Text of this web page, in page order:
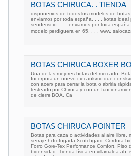
BOTAS CHIRUCA. . TIENDA
disponemos de todos los modelos de botas
enviamos por toda españa. . . . botas ideal
senderismo. . . . enviamos por toda
modelo perdiguera en 65. . . . www.
BOTAS CHIRUCA BOXER
Una de las mejores botas del mercado.
Incorpora un nuevo mecanismo que
con acero para cerrar la bota o abrirla
testeado por Chiruca y con un
de cierre BOA. Ca
BOTAS CHIRUCA POINTER
Botas para caza o actividades al aire libre,
serraje hidrofugada Scotchgard. Cordura
Forro Gore-Tex Performance Comfort. Piso
bidensidad. Tienda física en villamalea ab.